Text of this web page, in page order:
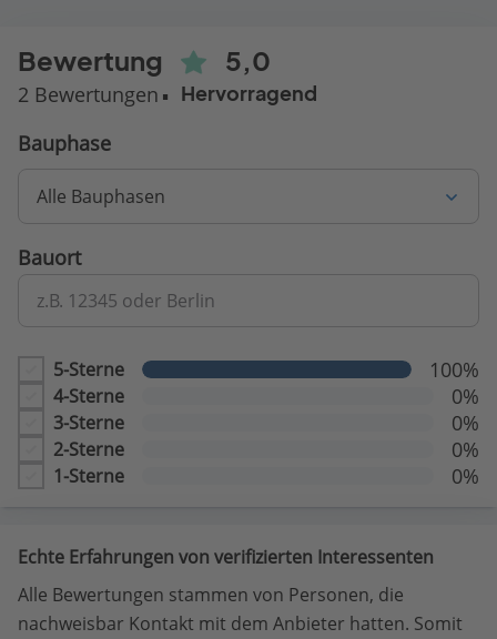
Bewertung 5,0
2 Bewertungen Hervorragend
Bauphase
Alle Bauphasen
Bauort
z.B. 12345 oder Berlin
5-Sterne 100%
4-Sterne 0%
3-Sterne 0%
2-Sterne 0%
1-Sterne 0%
Echte Erfahrungen von verifizierten Interessenten
Alle Bewertungen stammen von Personen, die
nachweisbar Kontakt mit dem Anbieter hatten. Somit